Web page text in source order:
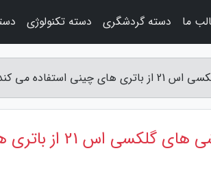
- دانشنامه آریایی
باتری های چینی استفاده می کند
ما دسته گردشگری دسته تکنولوژی